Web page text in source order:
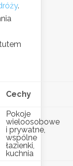
.
Cechy
Pokoje
wieloosobowe
i prywatne,
wspólne
łazienki,
kuchnia